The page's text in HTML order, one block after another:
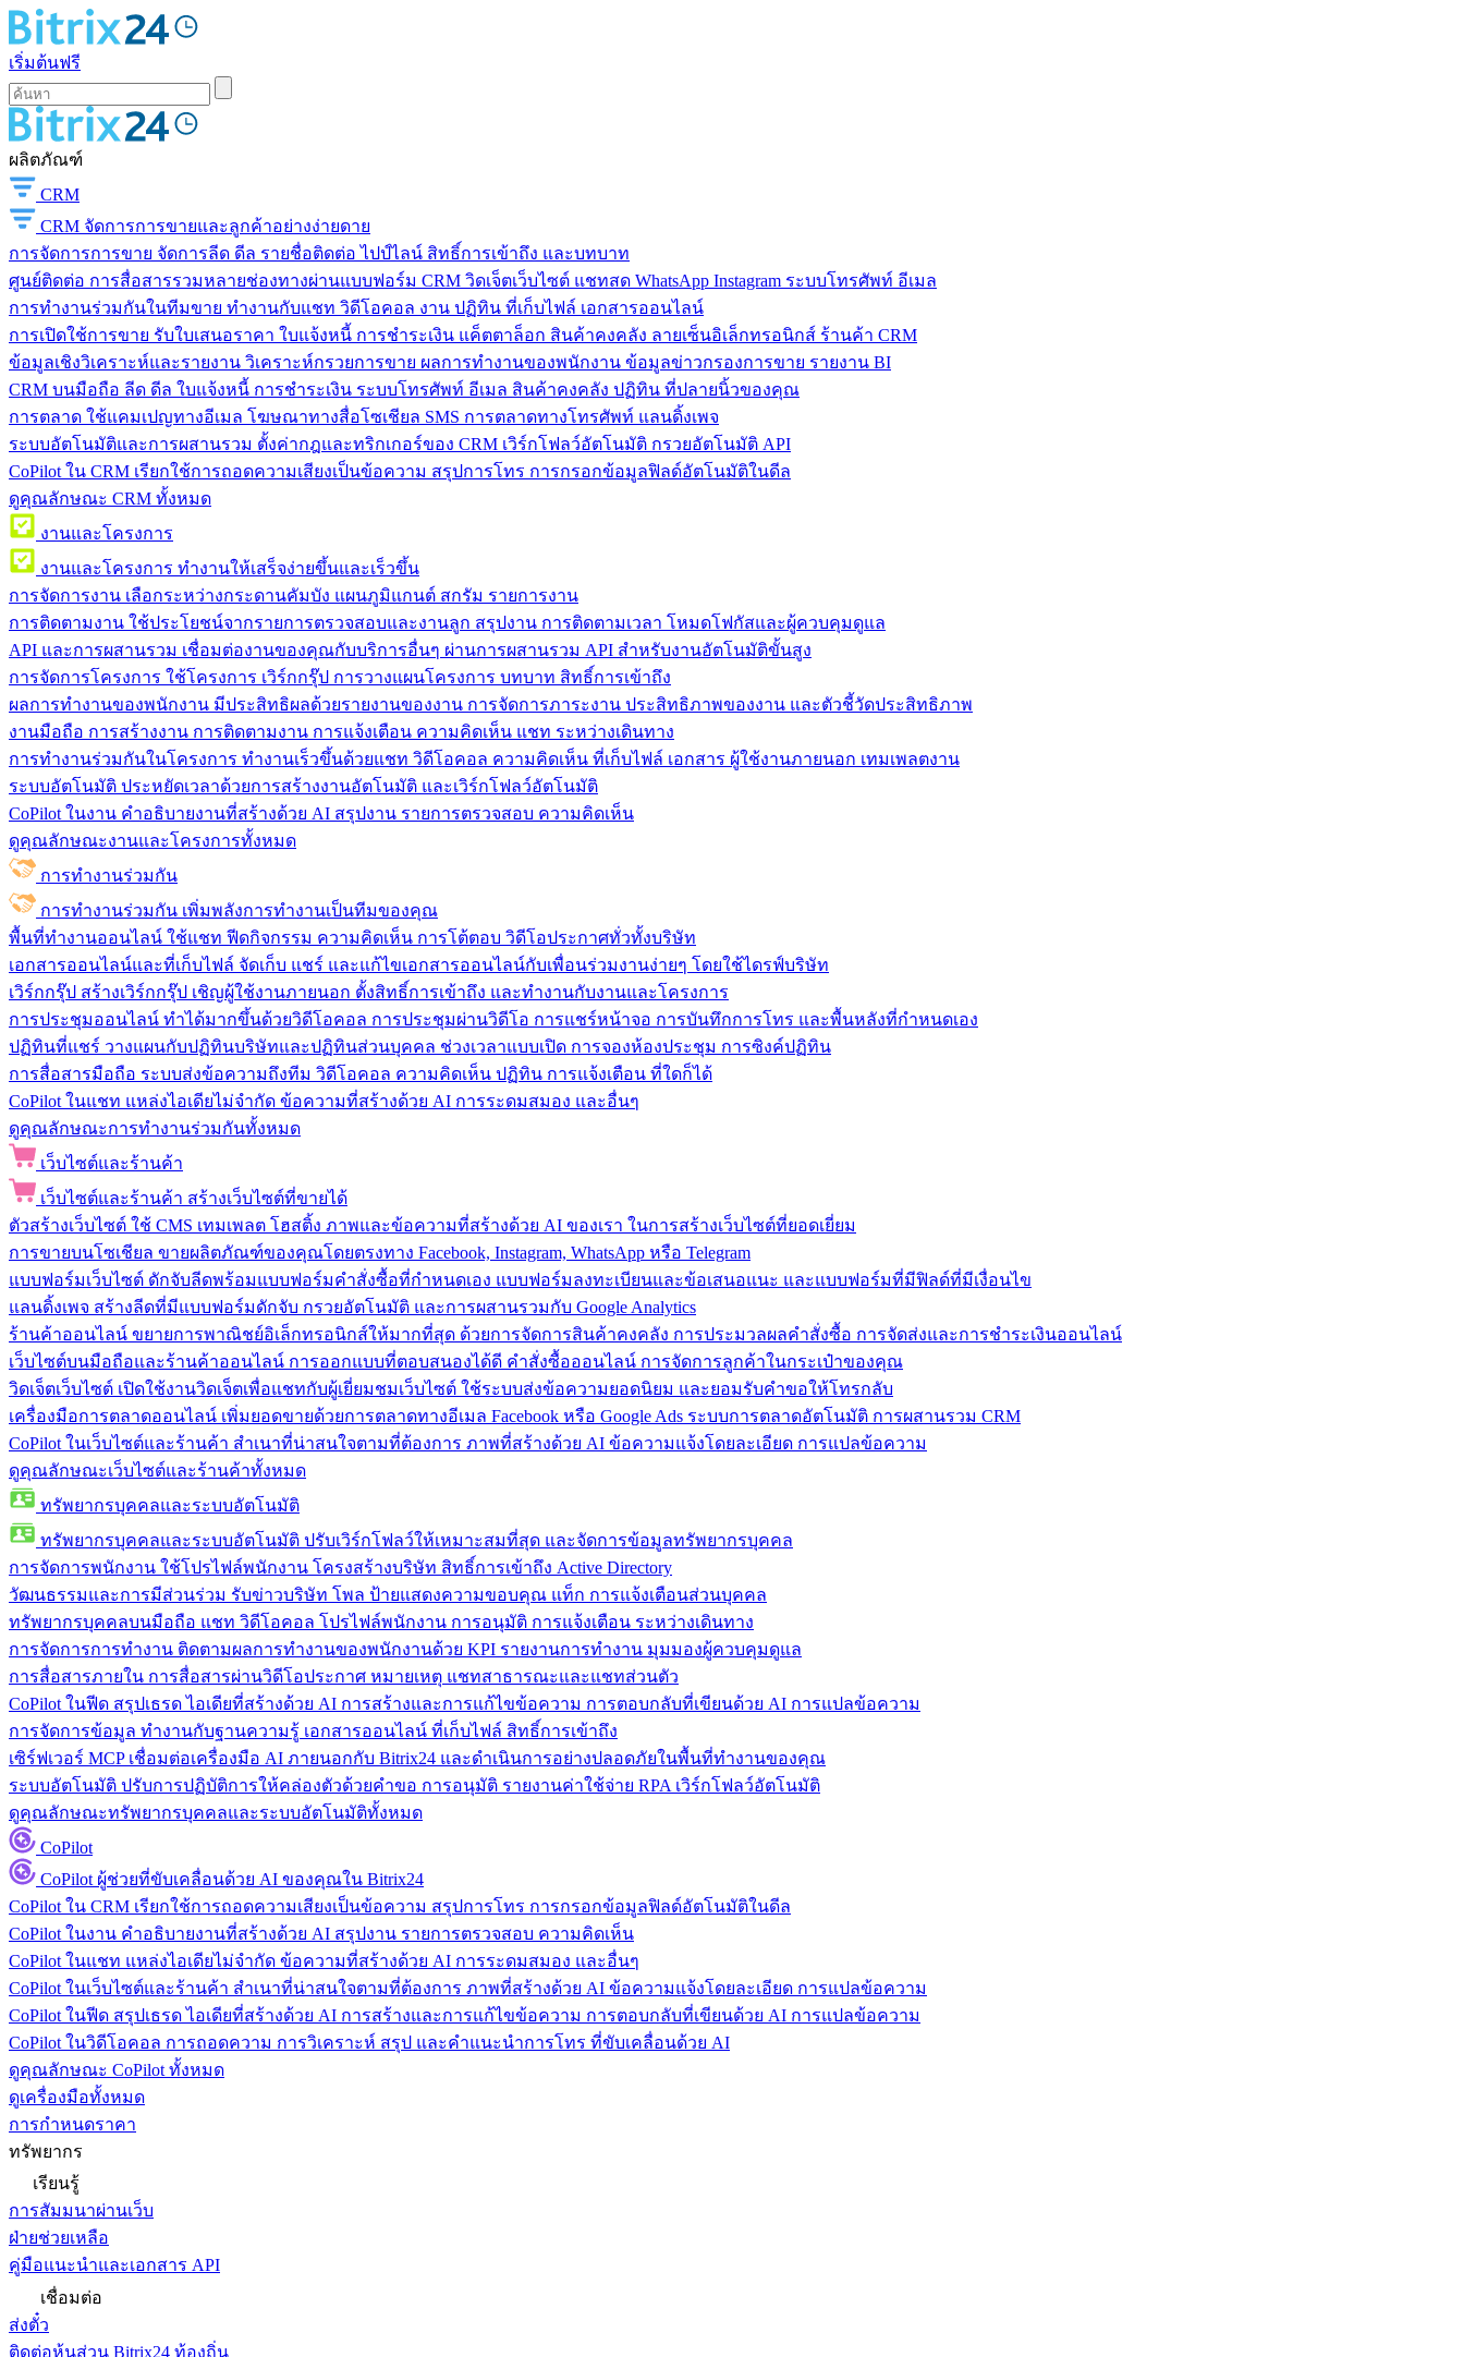
เริ่มต้นฟรี
ผลิตภัณฑ์
CRM
CRM จัดการการขายและลูกค้าอย่างง่ายดาย
การจัดการการขาย จัดการลีด ดีล รายชื่อติดต่อ ไปป์ไลน์ สิทธิ์การเข้าถึง และบทบาท
ศูนย์ติดต่อ การสื่อสารรวมหลายช่องทางผ่านแบบฟอร์ม CRM วิดเจ็ตเว็บไซต์ แชทสด WhatsApp Instagram ระบบโทรศัพท์ อีเมล
การทำงานร่วมกันในทีมขาย ทำงานกับแชท วิดีโอคอล งาน ปฏิทิน ที่เก็บไฟล์ เอกสารออนไลน์
การเปิดใช้การขาย รับใบเสนอราคา ใบแจ้งหนี้ การชำระเงิน แค็ตตาล็อก สินค้าคงคลัง ลายเซ็นอิเล็กทรอนิกส์ ร้านค้า CRM
ข้อมูลเชิงวิเคราะห์และรายงาน วิเคราะห์กรวยการขาย ผลการทำงานของพนักงาน ข้อมูลข่าวกรองการขาย รายงาน BI
CRM บนมือถือ ลีด ดีล ใบแจ้งหนี้ การชำระเงิน ระบบโทรศัพท์ อีเมล สินค้าคงคลัง ปฏิทิน ที่ปลายนิ้วของคุณ
การตลาด ใช้แคมเปญทางอีเมล โฆษณาทางสื่อโซเชียล SMS การตลาดทางโทรศัพท์ แลนดิ้งเพจ
ระบบอัตโนมัติและการผสานรวม ตั้งค่ากฎและทริกเกอร์ของ CRM เวิร์กโฟลว์อัตโนมัติ กรวยอัตโนมัติ API
CoPilot ใน CRM เรียกใช้การถอดความเสียงเป็นข้อความ สรุปการโทร การกรอกข้อมูลฟิลด์อัตโนมัติในดีล
ดูคุณลักษณะ CRM ทั้งหมด
งานและโครงการ
งานและโครงการ ทำงานให้เสร็จง่ายขึ้นและเร็วขึ้น
การจัดการงาน เลือกระหว่างกระดานคัมบัง แผนภูมิแกนต์ สกรัม รายการงาน
การติดตามงาน ใช้ประโยชน์จากรายการตรวจสอบและงานลูก สรุปงาน การติดตามเวลา โหมดโฟกัสและผู้ควบคุมดูแล
API และการผสานรวม เชื่อมต่องานของคุณกับบริการอื่นๆ ผ่านการผสานรวม API สำหรับงานอัตโนมัติขั้นสูง
การจัดการโครงการ ใช้โครงการ เวิร์กกรุ๊ป การวางแผนโครงการ บทบาท สิทธิ์การเข้าถึง
ผลการทำงานของพนักงาน มีประสิทธิผลด้วยรายงานของงาน การจัดการภาระงาน ประสิทธิภาพของงาน และตัวชี้วัดประสิทธิภาพ
งานมือถือ การสร้างงาน การติดตามงาน การแจ้งเตือน ความคิดเห็น แชท ระหว่างเดินทาง
การทำงานร่วมกันในโครงการ ทํางานเร็วขึ้นด้วยแชท วิดีโอคอล ความคิดเห็น ที่เก็บไฟล์ เอกสาร ผู้ใช้งานภายนอก เทมเพลตงาน
ระบบอัตโนมัติ ประหยัดเวลาด้วยการสร้างงานอัตโนมัติ และเวิร์กโฟลว์อัตโนมัติ
CoPilot ในงาน คำอธิบายงานที่สร้างด้วย AI สรุปงาน รายการตรวจสอบ ความคิดเห็น
ดูคุณลักษณะงานและโครงการทั้งหมด
การทำงานร่วมกัน
การทำงานร่วมกัน เพิ่มพลังการทำงานเป็นทีมของคุณ
พื้นที่ทำงานออนไลน์ ใช้แชท ฟีดกิจกรรม ความคิดเห็น การโต้ตอบ วิดีโอประกาศทั่วทั้งบริษัท
เอกสารออนไลน์และที่เก็บไฟล์ จัดเก็บ แชร์ และแก้ไขเอกสารออนไลน์กับเพื่อนร่วมงานง่ายๆ โดยใช้ไดรฟ์บริษัท
เวิร์กกรุ๊ป สร้างเวิร์กกรุ๊ป เชิญผู้ใช้งานภายนอก ตั้งสิทธิ์การเข้าถึง และทำงานกับงานและโครงการ
การประชุมออนไลน์ ทำได้มากขึ้นด้วยวิดีโอคอล การประชุมผ่านวิดีโอ การแชร์หน้าจอ การบันทึกการโทร และพื้นหลังที่กำหนดเอง
ปฏิทินที่แชร์ วางแผนกับปฏิทินบริษัทและปฏิทินส่วนบุคคล ช่วงเวลาแบบเปิด การจองห้องประชุม การซิงค์ปฏิทิน
การสื่อสารมือถือ ระบบส่งข้อความถึงทีม วิดีโอคอล ความคิดเห็น ปฏิทิน การแจ้งเตือน ที่ใดก็ได้
CoPilot ในแชท แหล่งไอเดียไม่จำกัด ข้อความที่สร้างด้วย AI การระดมสมอง และอื่นๆ
ดูคุณลักษณะการทำงานร่วมกันทั้งหมด
เว็บไซต์และร้านค้า
เว็บไซต์และร้านค้า สร้างเว็บไซต์ที่ขายได้
ตัวสร้างเว็บไซต์ ใช้ CMS เทมเพลต โฮสติ้ง ภาพและข้อความที่สร้างด้วย AI ของเรา ในการสร้างเว็บไซต์ที่ยอดเยี่ยม
การขายบนโซเชียล ขายผลิตภัณฑ์ของคุณโดยตรงทาง Facebook, Instagram, WhatsApp หรือ Telegram
แบบฟอร์มเว็บไซต์ ดักจับลีดพร้อมแบบฟอร์มคำสั่งซื้อที่กำหนดเอง แบบฟอร์มลงทะเบียนและข้อเสนอแนะ และแบบฟอร์มที่มีฟิลด์ที่มีเงื่อนไข
แลนดิ้งเพจ สร้างลีดที่มีแบบฟอร์มดักจับ กรวยอัตโนมัติ และการผสานรวมกับ Google Analytics
ร้านค้าออนไลน์ ขยายการพาณิชย์อิเล็กทรอนิกส์ให้มากที่สุด ด้วยการจัดการสินค้าคงคลัง การประมวลผลคำสั่งซื้อ การจัดส่งและการชำระเงินออนไลน์
เว็บไซต์บนมือถือและร้านค้าออนไลน์ การออกแบบที่ตอบสนองได้ดี คำสั่งซื้อออนไลน์ การจัดการลูกค้าในกระเป๋าของคุณ
วิดเจ็ตเว็บไซต์ เปิดใช้งานวิดเจ็ตเพื่อแชทกับผู้เยี่ยมชมเว็บไซต์ ใช้ระบบส่งข้อความยอดนิยม และยอมรับคำขอให้โทรกลับ
เครื่องมือการตลาดออนไลน์ เพิ่มยอดขายด้วยการตลาดทางอีเมล Facebook หรือ Google Ads ระบบการตลาดอัตโนมัติ การผสานรวม CRM
CoPilot ในเว็บไซต์และร้านค้า สำเนาที่น่าสนใจตามที่ต้องการ ภาพที่สร้างด้วย AI ข้อความแจ้งโดยละเอียด การแปลข้อความ
ดูคุณลักษณะเว็บไซต์และร้านค้าทั้งหมด
ทรัพยากรบุคคลและระบบอัตโนมัติ
ทรัพยากรบุคคลและระบบอัตโนมัติ ปรับเวิร์กโฟลว์ให้เหมาะสมที่สุด และจัดการข้อมูลทรัพยากรบุคคล
การจัดการพนักงาน ใช้โปรไฟล์พนักงาน โครงสร้างบริษัท สิทธิ์การเข้าถึง Active Directory
วัฒนธรรมและการมีส่วนร่วม รับข่าวบริษัท โพล ป้ายแสดงความขอบคุณ แท็ก การแจ้งเตือนส่วนบุคคล
ทรัพยากรบุคคลบนมือถือ แชท วิดีโอคอล โปรไฟล์พนักงาน การอนุมัติ การแจ้งเตือน ระหว่างเดินทาง
การจัดการการทำงาน ติดตามผลการทำงานของพนักงานด้วย KPI รายงานการทำงาน มุมมองผู้ควบคุมดูแล
การสื่อสารภายใน การสื่อสารผ่านวิดีโอประกาศ หมายเหตุ แชทสาธารณะและแชทส่วนตัว
CoPilot ในฟีด สรุปเธรด ไอเดียที่สร้างด้วย AI การสร้างและการแก้ไขข้อความ การตอบกลับที่เขียนด้วย AI การแปลข้อความ
การจัดการข้อมูล ทำงานกับฐานความรู้ เอกสารออนไลน์ ที่เก็บไฟล์ สิทธิ์การเข้าถึง
เซิร์ฟเวอร์ MCP เชื่อมต่อเครื่องมือ AI ภายนอกกับ Bitrix24 และดำเนินการอย่างปลอดภัยในพื้นที่ทำงานของคุณ
ระบบอัตโนมัติ ปรับการปฏิบัติการให้คล่องตัวด้วยคำขอ การอนุมัติ รายงานค่าใช้จ่าย RPA เวิร์กโฟลว์อัตโนมัติ
ดูคุณลักษณะทรัพยากรบุคคลและระบบอัตโนมัติทั้งหมด
CoPilot
CoPilot ผู้ช่วยที่ขับเคลื่อนด้วย AI ของคุณใน Bitrix24
CoPilot ใน CRM เรียกใช้การถอดความเสียงเป็นข้อความ สรุปการโทร การกรอกข้อมูลฟิลด์อัตโนมัติในดีล
CoPilot ในงาน คำอธิบายงานที่สร้างด้วย AI สรุปงาน รายการตรวจสอบ ความคิดเห็น
CoPilot ในแชท แหล่งไอเดียไม่จำกัด ข้อความที่สร้างด้วย AI การระดมสมอง และอื่นๆ
CoPilot ในเว็บไซต์และร้านค้า สำเนาที่น่าสนใจตามที่ต้องการ ภาพที่สร้างด้วย AI ข้อความแจ้งโดยละเอียด การแปลข้อความ
CoPilot ในฟีด สรุปเธรด ไอเดียที่สร้างด้วย AI การสร้างและการแก้ไขข้อความ การตอบกลับที่เขียนด้วย AI การแปลข้อความ
CoPilot ในวิดีโอคอล การถอดความ การวิเคราะห์ สรุป และคำแนะนำการโทร ที่ขับเคลื่อนด้วย AI
ดูคุณลักษณะ CoPilot ทั้งหมด
ดูเครื่องมือทั้งหมด
การกำหนดราคา
ทรัพยากร
เรียนรู้
การสัมมนาผ่านเว็บ
ฝ่ายช่วยเหลือ
คู่มือแนะนำและเอกสาร API
เชื่อมต่อ
ส่งตั๋ว
ติดต่อหุ้นส่วน Bitrix24 ท้องถิ่น